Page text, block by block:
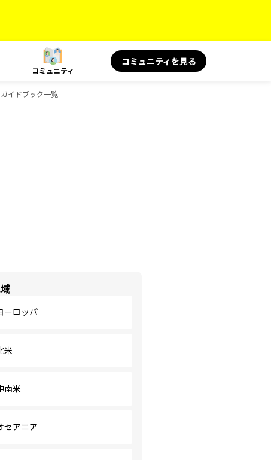
コミュニティ
コミュニティを見る
イドブック一覧
ーロッパ
米
南米
セアニア